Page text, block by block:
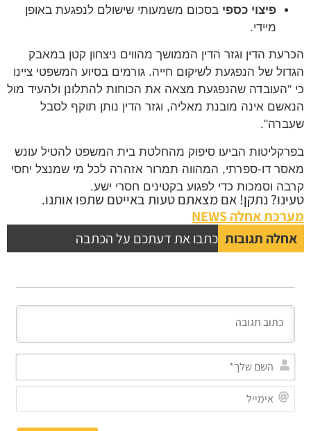
פיצוי כספי בסכום משמעותי שישולם לנפגעת באופן
מיידי.
הכרעת הדין וגזר הדין הממושך מהווים ניצחון קטן במאבק
הגדול של הנפגעת לשיקום חייה. גורמים בסיוע המשפטי ציינו
כי "העובדה שהנפגעת מצאה את הכוחות להתלונן ולהעיד מול
הנאשם אינה מובנת מאליה, וגזר הדין נותן תוקף לסבל
שעברה".
בפרקליטות הביעו סיפוק מהחלטת בית המשפט להטיל עונש
מאסר דו-ספרתי, המהווה תמרור אזהרה לכל מי שמנצל יחסי
קרבה וסמכות כדי לפגוע בקטינים חסרי ישע.
טעינו? נתקן! אם מצאתם טעות באייטם שתפו אותנו.
מערכת אחלה NEWS
אחלה תגובות כתבו את דעתכם על הכתבה